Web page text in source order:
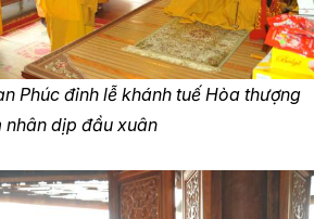
Phúc đỉnh lễ khánh tuế Hòa thượng
nhân dịp đầu xuân